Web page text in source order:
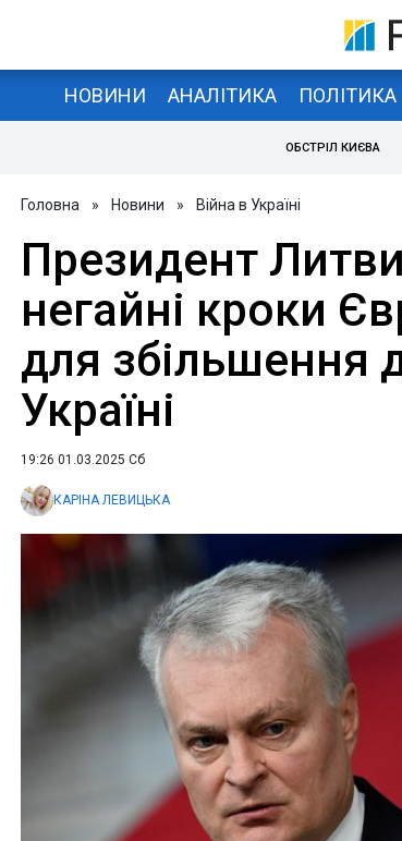
НОВИНИ АНАЛІТИКА ПОЛІТИКА
ОБСТРІЛ КИЄВА
Головна » Новини » Війна в Україні
Президент
негайні кроки
для збільшення
Україні
19:26 01.03.2025 Сб
КАРІНА ЛЕВИЦЬКА